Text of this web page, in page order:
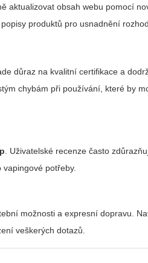
aktualizovat obsah webu pomocí
produktů pro usnadnění
důraz na kvalitní certifikace a
chybám při používání, které by
. Uživatelské recenze často
potřeby.
možnosti a expresní dopravu.
veškerých dotazů.